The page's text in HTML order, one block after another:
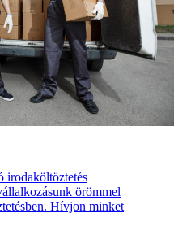
irodaköltöztetés
örömmel
Hívjon minket